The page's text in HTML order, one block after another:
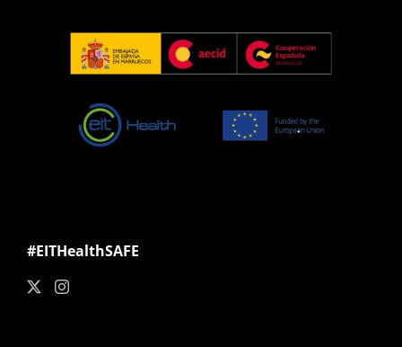
#EITHealthSAFE